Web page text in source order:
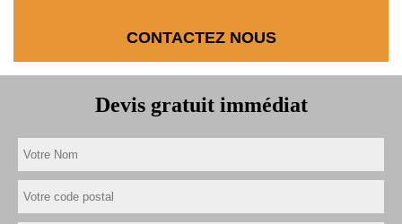
CONTACTEZ NOUS
Devis gratuit immédiat